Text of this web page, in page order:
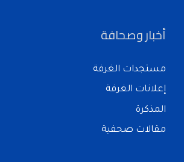
أخبار وصحافة
مستجدات الغرفة
إعلانات الغرفة
المذكرة
مقالات صحفية